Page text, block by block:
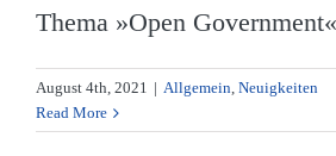
Thema »Open
August 4th, 2021 | Allgemein, Neuigkeiten
Read More